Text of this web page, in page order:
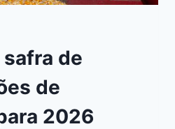
safra de
de
2026